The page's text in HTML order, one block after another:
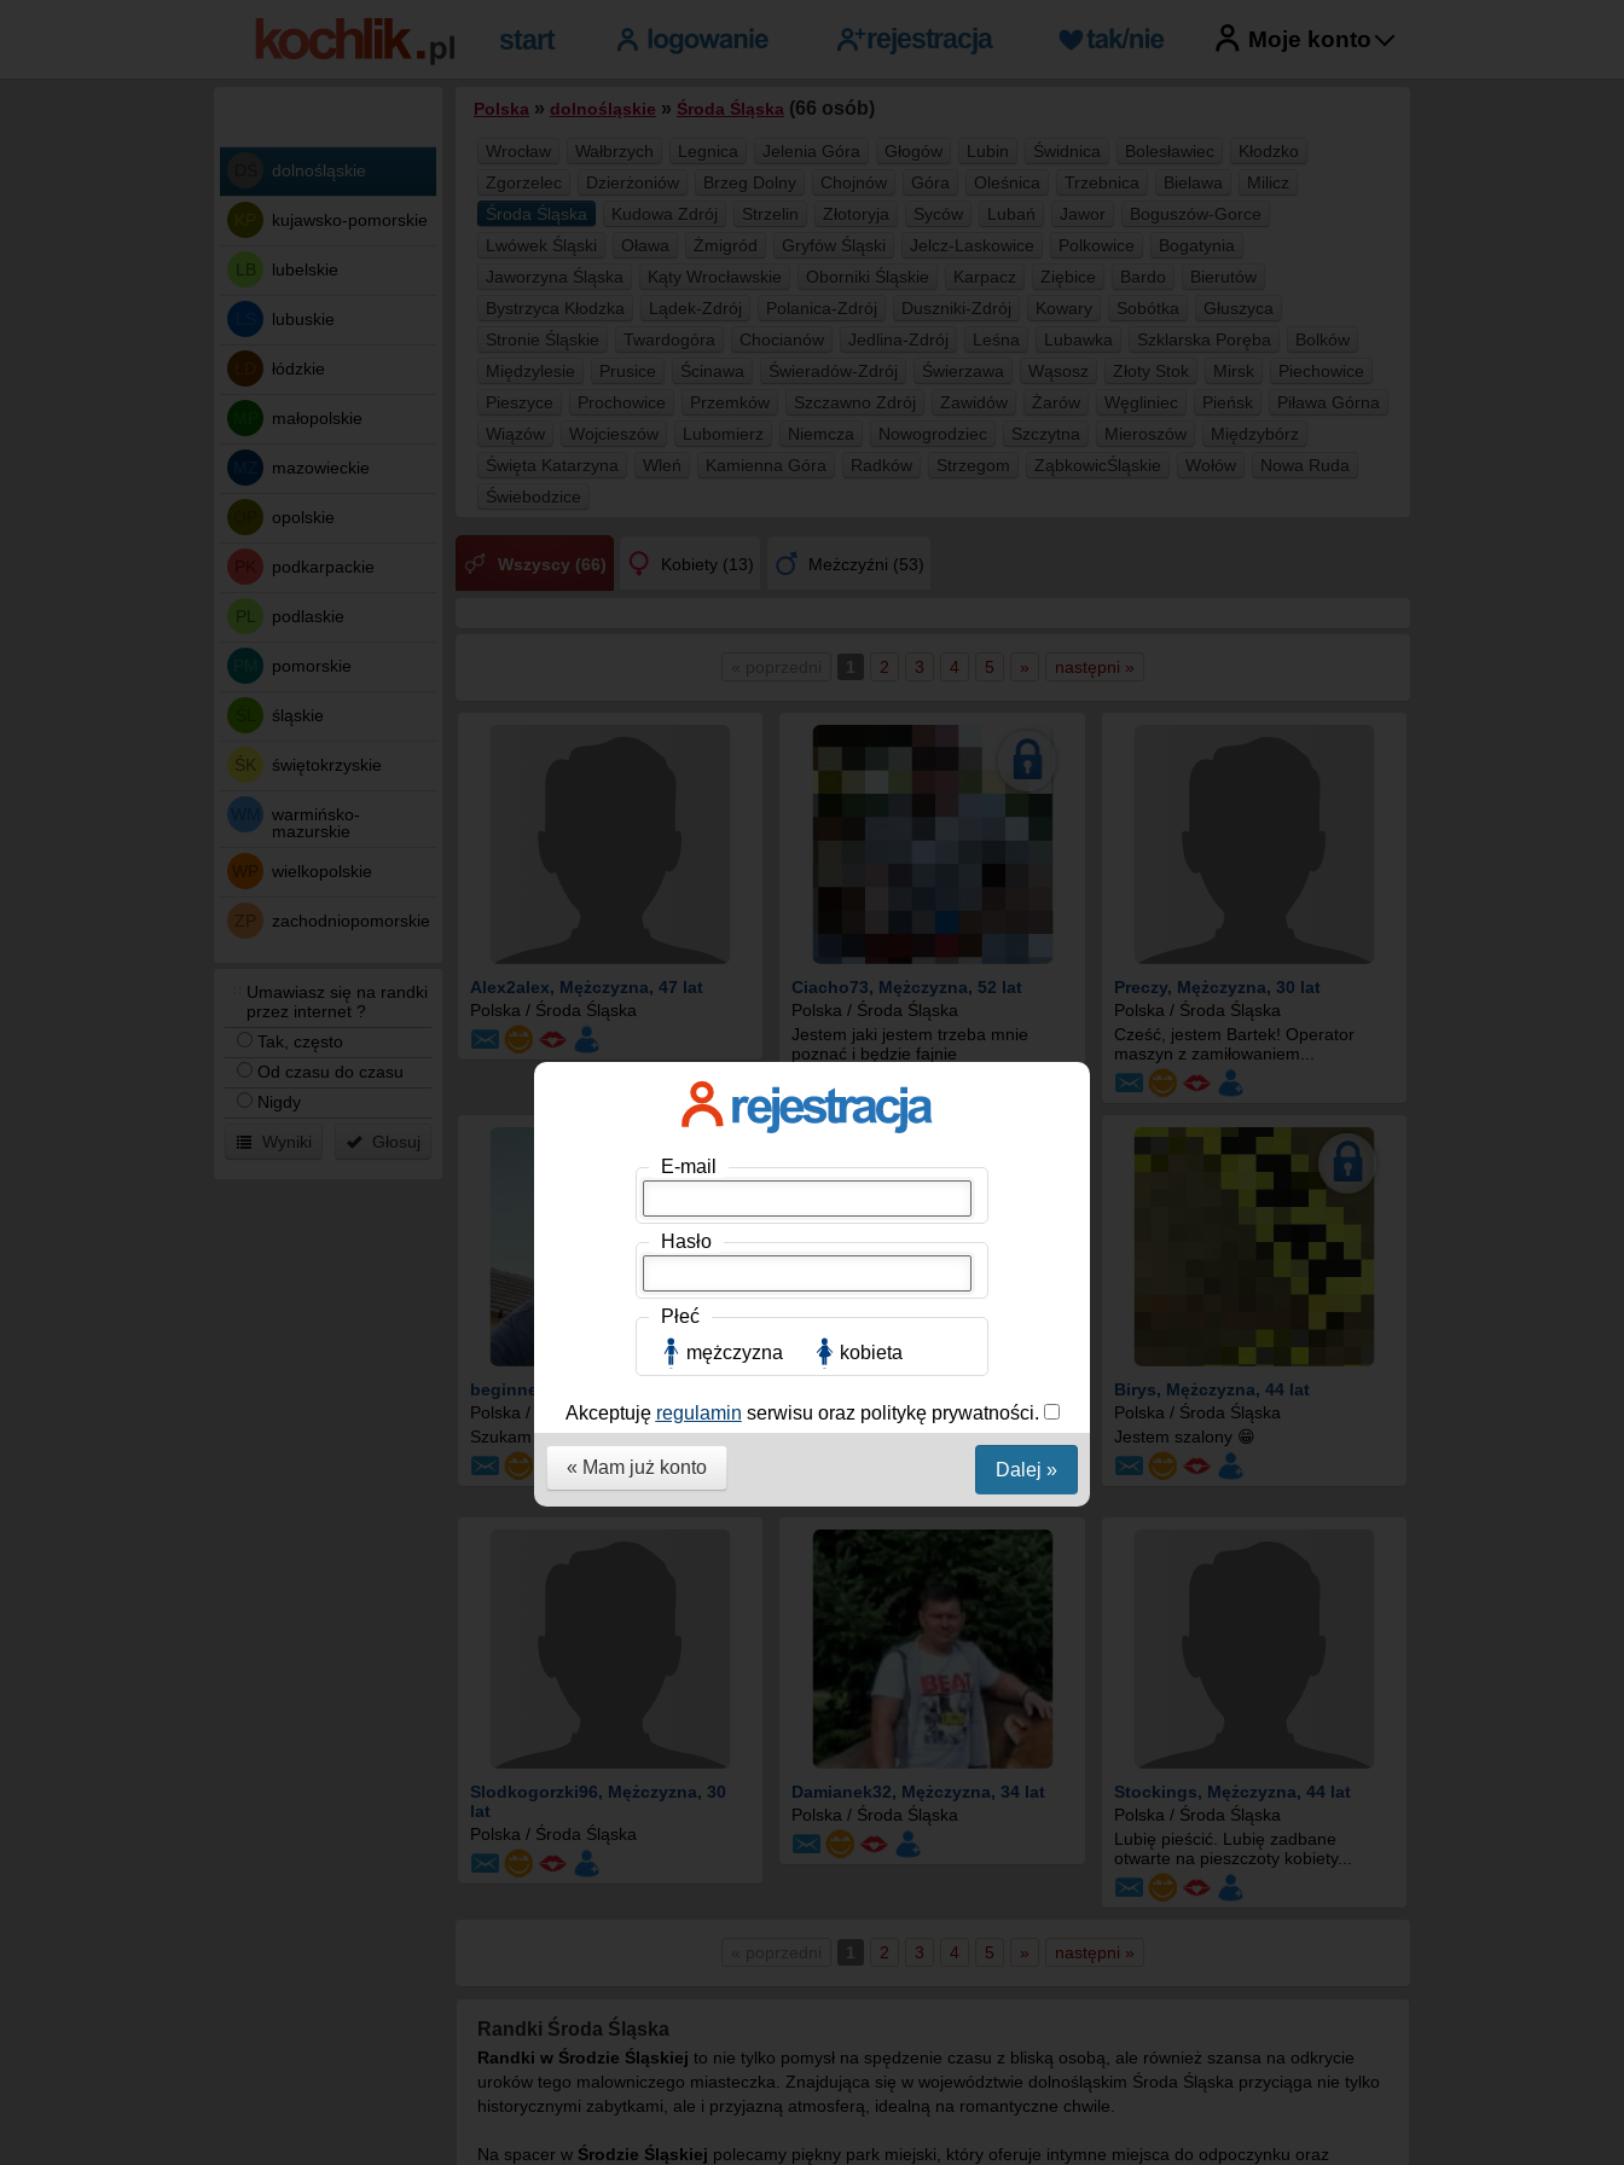
Moje konto
dolnośląskie
kujawsko-pomorskie
LB lubelskie
lubuskie
łódzkie
małopolskie
mazowieckie
opolskie
podkarpackie
PL podlaskie
pomorskie
śląskie
ŚK świętokrzyskie
warmińsko-
mazurskie
WP wielkopolskie
zachodniopomorskie
Umawiasz się na randki
przez internet ?
Tak, często
Od czasu do czasu
Nigdy
Wyniki Głosuj
Polska » dolnośląskie » Środa Śląska (66 osób)
Wrocław Wałbrzych Legnica Jelenia Góra Głogów Lubin Świdnica Bolesławiec
Kłodzko
Zgorzelec
Dzierżoniów Brzeg Dolny Chojnów Góra Oleśnica Trzebnica Bielawa
Milicz
Środa Śląska
Kudowa Zdrój Strzelin Złotoryja Syców Lubań Jawor
Boguszów-Gorce
Lwówek Śląski
Oława Żmigród Gryfów Śląski Jelcz-Laskowice Polkowice
Bogatynia
Jaworzyna Śląska
Kąty Wrocławskie Oborniki Śląskie Karpacz Ziębice Bardo
Bierutów
Bystrzyca Kłodzka
Lądek-Zdrój Polanica-Zdrój Duszniki-Zdrój Kowary Sobótka
Głuszyca
Stronie Śląskie
Twardogóra Chocianów Jedlina-Zdrój Leśna Lubawka Szklarska Poręba
Bolków
Międzylesie
Prusice Ścinawa Świeradów-Zdrój Świerzawa Wąsosz Złoty Stok Mirsk
Piechowice
Pieszyce
Prochowice Przemków Szczawno Zdrój Zawidów Żarów Węgliniec Pieńsk
Piława Górna
Wiązów
Wojcieszów Lubomierz Niemcza Nowogrodziec Szczytna Mieroszów
Międzybórz
Święta Katarzyna
Wleń Kamienna Góra Radków Strzegom ZąbkowicŚląskie Wołów
Nowa Ruda
Świebodzice
Wszyscy (66) Kobiety (13) Meżczyźni (53)
1 2 3 4 5 » następni »
Alex2alex, Mężczyzna, 47 lat
Polska / Środa Śląska
Ciacho73, Mężczyzna, 52 lat
Polska / Środa Śląska
Jestem jaki jestem trzeba mnie
poznać i będzie fajnie
Preczy, Mężczyzna, 30 lat
Polska / Środa Śląska
Cześć, jestem Bartek! Operator
maszyn z zamiłowaniem...
beginner2105
Polska / Środa Śląska
Szukam miłości...
Polska / Środa Śląska
Cześć, mam na imię Dominik!
Birys, Mężczyzna, 44 lat
Polska / Środa Śląska
Jestem szalony 😁
Slodkogorzki96, Mężczyzna, 30
lat
Polska / Środa Śląska
Damianek32, Mężczyzna, 34 lat
Polska / Środa Śląska
Stockings, Mężczyzna, 44 lat
Polska / Środa Śląska
Lubię pieścić. Lubię zadbane
otwarte na pieszczoty kobiety...
1 2 3 4 5 » następni »
Randki Środa Śląska
Randki w Środzie Śląskiej to nie tylko pomysł na spędzenie czasu z bliską osobą, ale również szansa na odkrycie
uroków tego malowniczego miasteczka. Znajdująca się w województwie dolnośląskim Środa Śląska przyciąga nie tylko
historycznymi zabytkami, ale i przyjazną atmosferą, idealną na romantyczne chwile.
Na spacer w Środzie Śląskiej polecamy piękny park miejski, który oferuje intymne miejsca do odpoczynku oraz
E-mail
Hasło
Płeć
mężczyzna
kobieta
Akceptuję regulamin serwisu oraz politykę prywatności.
« Mam już konto Dalej »